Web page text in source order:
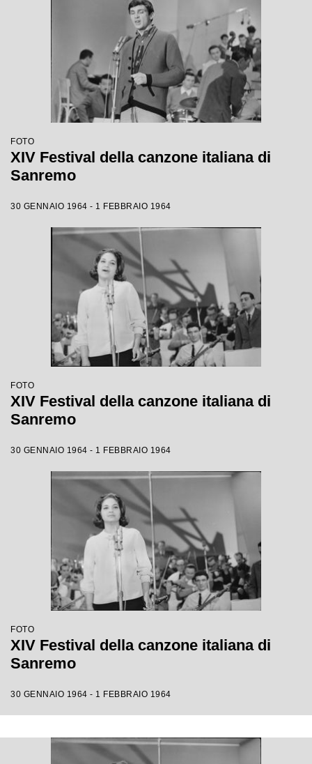
FOTO
XIV Festival della canzone italiana di
Sanremo
30 GENNAIO 1964 - 1 FEBBRAIO 1964
FOTO
XIV Festival della canzone italiana di
Sanremo
30 GENNAIO 1964 - 1 FEBBRAIO 1964
FOTO
XIV Festival della canzone italiana di
Sanremo
30 GENNAIO 1964 - 1 FEBBRAIO 1964